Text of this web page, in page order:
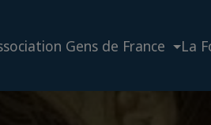
Gens de France La